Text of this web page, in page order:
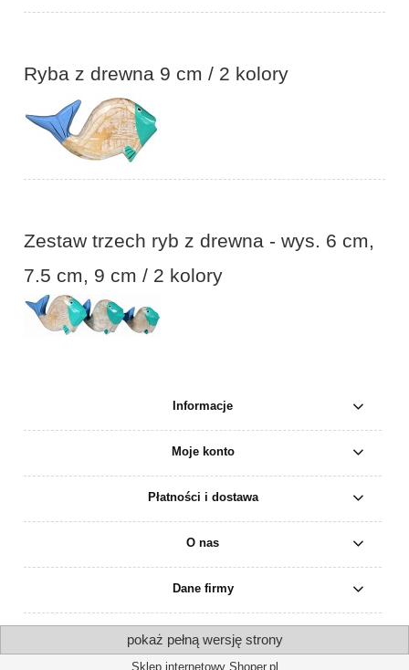
Ryba z drewna 9 cm / 2 kolory
Zestaw trzech ryb z drewna - wys. 6 cm,
7.5 cm, 9 cm / 2 kolory
Informacje
Moje konto
Płatności i dostawa
O nas
Dane firmy
pokaż pełną wersję strony
Sklep internetowy Shoper.pl